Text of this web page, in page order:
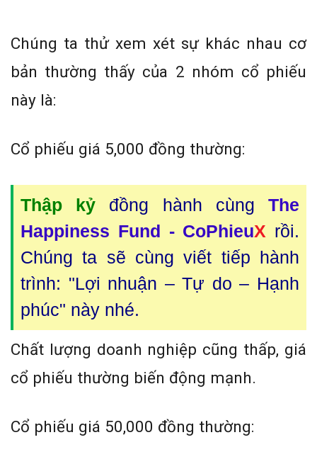
Chúng ta thử xem xét sự khác nhau cơ
bản thường thấy của 2 nhóm cổ phiếu
này là:
Cổ phiếu giá 5,000 đồng thường:
Thập kỷ đồng hành cùngThe
Happiness Fund - CoPhieuX rồi.
Chúng ta sẽ cùng viết tiếp hành
trình: "Lợi nhuận – Tự do – Hạnh
phúc" này nhé.
Chất lượng doanh nghiệp cũng thấp, giá
cổ phiếu thường biến động mạnh.
Cổ phiếu giá 50,000 đồng thường: